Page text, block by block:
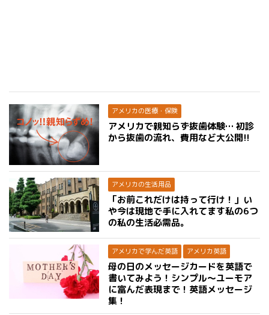
アメリカの医療・保険
アメリカで親知らず抜歯体験… 初診
から抜歯の流れ、費用など大公開!!
アメリカの生活用品
「お前これだけは持って行け！」い
や今は現地で手に入れてます私の6つ
の私の生活必需品。
アメリカで学んだ英語 アメリカ英語
母の日のメッセージカードを英語で
書いてみよう！シンプル〜ユーモア
に富んだ表現まで！英語メッセージ
集！